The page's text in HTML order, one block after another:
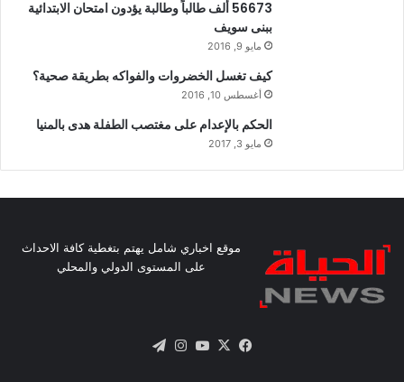
56673 ألف طالباً وطالبة يؤدون امتحان الابتدائية
ببنى سويف
مايو 9, 2016
كيف تغسل الخضروات والفواكه بطريقة صحية؟
أغسطس 10, 2016
الحكم بالإعدام على مغتصب الطفلة هدى بالمنيا
مايو 3, 2017
موقع اخباري شامل يهتم بتغطية كافة الاحداث
على المستوى الدولي والمحلي
فيسبوك
X يوتيوبانستقرام